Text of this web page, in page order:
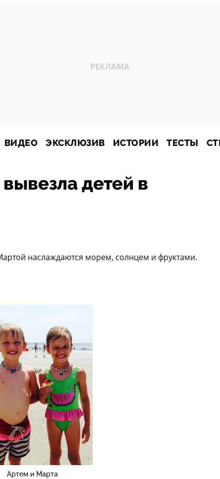
ВИДЕО ЭКСКЛЮЗИВ ИСТОРИИ ТЕСТЫ
детей в
наслаждаются морем, солнцем и фруктами.
Артем и Марта